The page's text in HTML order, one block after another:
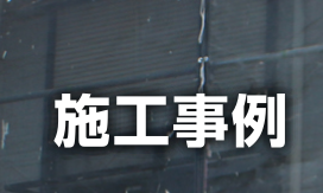
施工事例